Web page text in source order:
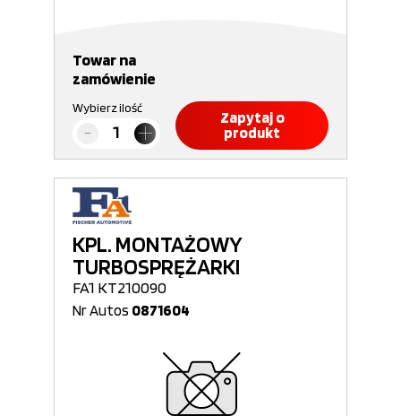
Towar na
zamówienie
Wybierz ilość
Zapytaj o
produkt
KPL. MONTAŻOWY
TURBOSPRĘŻARKI
FA1 KT210090
Nr Autos 0871604